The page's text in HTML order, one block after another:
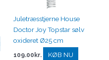
Juletræsstjerne House
Doctor Joy Topstar sølv
oxideret Ø25 cm
109.00 kr. KØB NU